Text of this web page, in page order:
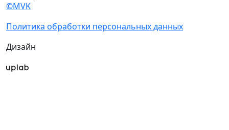
©MVK
Политика обработки персональных данных
Дизайн